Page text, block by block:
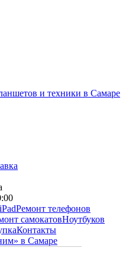
и техники в Самаре
Ремонт телефонов
самокатовНоутбуков
Контакты